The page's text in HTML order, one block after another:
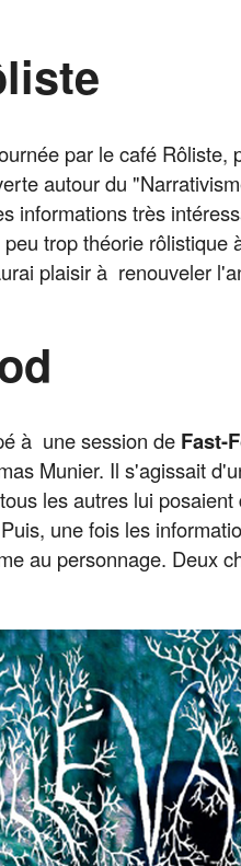
par le café
autour du
informations très
trop théorie
plaisir à renouveler
à une session de Fast-
Munier. Il s'agissait
les autres lui
une fois les
au personnage. Deux